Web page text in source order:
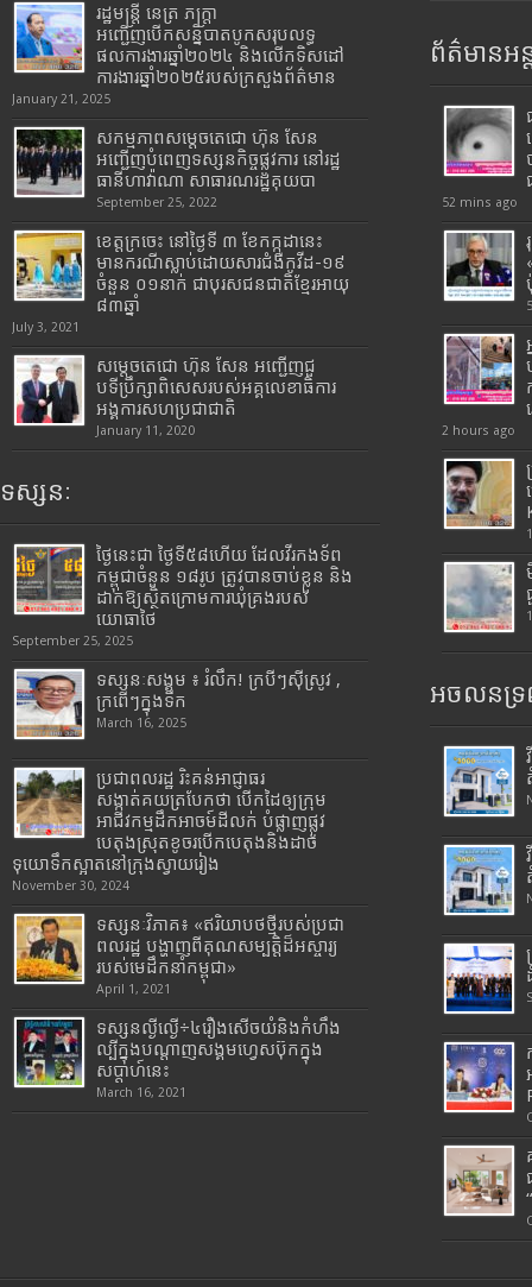
រដ្ឋមន្រ្តី​ នេត្រ​ ភក្ត្រា​
អញ្ជើញបើកសន្និបាតបូកសរុបលទ្ធ
ផលការងារឆ្នាំ២០២៤ និងលើកទិសដៅ
ការងារឆ្នាំ២០២៥របស់​ក្រសួង​ព័ត៌មាន​
January 21, 2025
សកម្មភាពសម្តេចតេជោ ហ៊ុន សែន
អញ្ជើញបំពេញទស្សនកិច្ចផ្លូវការ នៅរដ្ឋ
ធានីហាវ៉ាណា សាធារណរដ្ឋគុយបា
September 25, 2022
ខេត្តក្រចេះ នៅថ្ងៃទី ៣ ខែកក្កដានេះ
មានករណីស្លាប់ដោយសារជំងឺកូវីដ-១៩
ចំនួន ០១នាក់ ជាបុរសជនជាតិខ្មែរអាយុ
៨៣ឆ្នាំ
July 3, 2021
សម្តេចតេជោ ហ៊ុន សែន អញ្ជើញជួ
បទីប្រឹក្សាពិសេសរបស់អគ្គលេខាធិការ
អង្គការសហប្រជាជាតិ
January 11, 2020
ទស្សនៈ
ថ្ងៃនេះជា ថ្ងៃទី៥៨ហើយ ដែលវីរកងទ័ព
កម្ពុជាចំនួន ១៨រូប ត្រូវបានចាប់ខ្លួន និង
ដាក់ឱ្យស្ថិតក្រោមការឃុំគ្រងរបស់
យោធាថៃ
September 25, 2025
ទស្សនៈសង្គម ៖ រំលឹក! ក្របីៗស៊ីស្រូវ ,
ក្រពើៗក្នុងទឹក
March 16, 2025
ប្រជាពលរដ្ឋ រិះគន់អាជ្ញាធរ
សង្កាត់គយត្របែកថា បើកដៃឲ្យក្រុម
អាជីវកម្មដឹកអាចម៍ដីលក់ បំផ្លាញផ្លូវ
បេតុងស្រុតខូចរបើកបេតុងនិងដាច់
ទុយោទឹកស្អាតនៅក្រុងស្វាយរៀង
November 30, 2024
ទស្សនៈវិភាគ៖ «ឥរិយាបថថ្មីរបស់ប្រជា
ពលរដ្ឋ បង្ហាញពីគុណសម្បត្តិដ៏អស្ចារ្យ
របស់មេដឹកនាំកម្ពុជា»
April 1, 2021
ទស្សនល្ងីល្ងើ÷៤រឿងសើចយំនិងកំហឹង
ល្បីក្នុងបណ្តាញសង្គមហ្វេសប៊ុកក្នុង
សប្តាហ៍នេះ
March 16, 2021
ព័ត៌មានអន្
52 mins ago
2 hours ago
អចលនទ្រ